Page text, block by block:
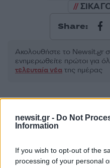
newsit.gr - Do Not
Information
If you wish to opt-out of the
processing of your personal
Share:
Ακολουθήστε το Νewsit.gr
ενημερωθείτε πρώτοι για
τελευταία νέα της ημέρας
1 Έφυγαν οι
Καρυστιανού - Η